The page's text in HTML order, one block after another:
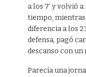
a los 7’ y volvió
tiempo,
diferencia a los
defensa, pagó
descanso con
Parecía una